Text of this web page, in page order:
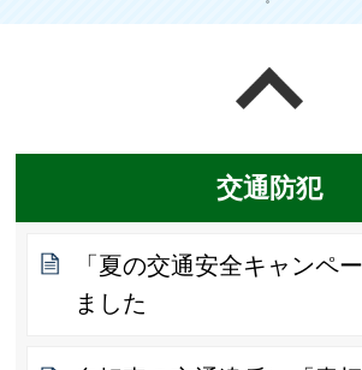
交通防犯
「夏の交通安全キャンペ
ました